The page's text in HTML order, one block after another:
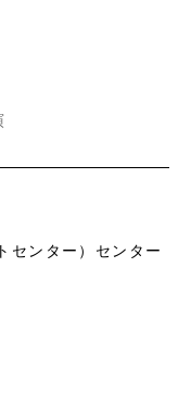
センター）センター